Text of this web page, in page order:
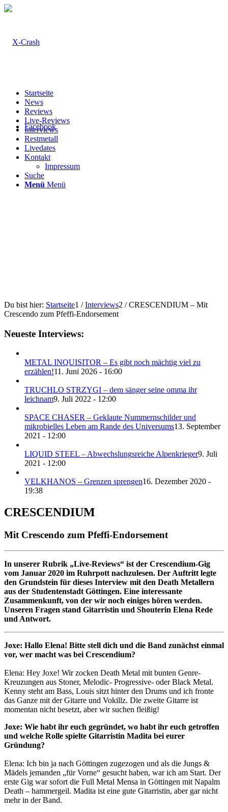
Facebook
Startseite
News
Reviews
Live-Reviews
Interviews
Restmetall
Livedates
Kontakt
Impressum
Suche
Menü Menü
Du bist hier: Startseite1 / Interviews2 / CRESCENDIUM – Mit
Crescendo zum Pfeffi-Endorsement
Neueste Interviews:
METAL INQUISITOR – Es gibt noch mächtig viel zu
erzählen!11. Juni 2026 - 16:00
TRUCHLO STRZYGI – dem sänger seine omma ihr
leichnam9. Juli 2022 - 12:00
SPACE CHASER – Geklaute Nummernschilder und
mikrobielles Leben am Rande des Universums13. September
2021 - 12:00
LIQUID STEEL – Abwechslungsreiche Alpenkrieger9. Juli
2021 - 12:00
VELKHANOS – Grenzen sprengen16. Dezember 2020 -
19:38
CRESCENDIUM
Mit Crescendo zum Pfeffi-Endorsement
In unserer Rubrik „Live-Reviews“ ist der Crescendium-Gig
vom Januar 2020 im Ruhrpott nachzulesen. Der Auftritt legte
den Grundstein für dieses Interview mit den Death Metallern
aus der Studentenstadt Göttingen. Eine interessante
Zusammenkunft, von der wir noch einiges hören werden.
Unseren Fragen stand Gitarristin und Shouterin Elena Rede
und Antwort.
Joxe: Hallo Elena! Bitte stell dich und die Band zunächst einmal
vor, wer macht was bei Crescendium?
Elena: Hey Joxe! Wir zocken Death Metal mit bunten Genre-
Kreuzungen aus Stoner, Melodic- Progressive- oder Black Metal.
Kenny steht am Bass, Louis sitzt hinter den Drums und ich fronte
das Ganze mit der Gitarre und Vokillz. Die zweite Gitarre ist
momentan nicht besetzt, aber wir suchen fleißig!
Joxe: Wie habt ihr euch gegründet, wo habt ihr euch getroffen
und welche Rolle spielte Gitarristin Madita bei eurer
Gründung?
Elena: Ich bin ja nach Göttingen zugezogen und als die Jungs &
Mädels jemanden „für Vorne“ gesucht haben, war ich am Start. Der
erste Gig war sofort die Full Metal Mensa in Göttingen mit Napalm
Death – hammergeil. Madita ist eine gute Gitarristin, aber gar nicht
mehr in der Band.